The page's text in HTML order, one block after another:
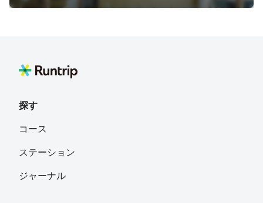
探す
コース
ステーション
ジャーナル